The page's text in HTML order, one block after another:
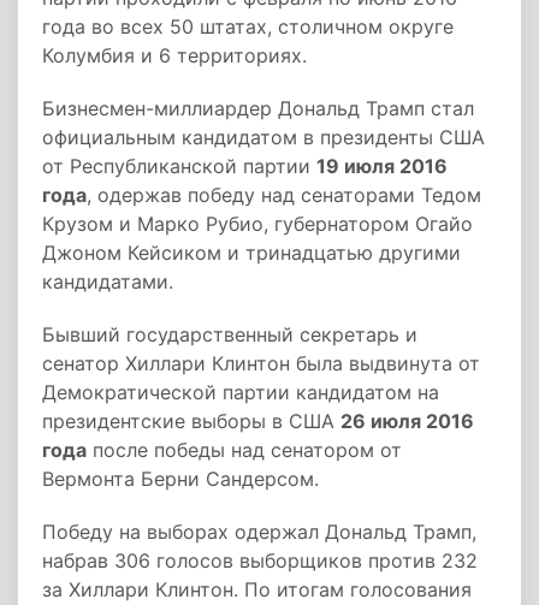
года во всех 50 штатах, столичном округе
Колумбия и 6 территориях.
Бизнесмен-миллиардер Дональд Трамп стал
официальным кандидатом в президенты США
от Республиканской партии 19 июля 2016
года, одержав победу над сенаторами Тедом
Крузом и Марко Рубио, губернатором Огайо
Джоном Кейсиком и тринадцатью другими
кандидатами.
Бывший государственный секретарь и
сенатор Хиллари Клинтон была выдвинута от
Демократической партии кандидатом на
президентские выборы в США 26 июля 2016
года после победы над сенатором от
Вермонта Берни Сандерсом.
Победу на выборах одержал Дональд Трамп,
набрав 306 голосов выборщиков против 232
за Хиллари Клинтон. По итогам голосования